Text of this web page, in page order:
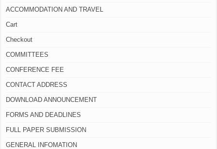
ACCOMMODATION AND TRAVEL
Cart
Checkout
COMMITTEES
CONFERENCE FEE
CONTACT ADDRESS
DOWNLOAD ANNOUNCEMENT
FORMS AND DEADLINES
FULL PAPER SUBMISSION
GENERAL INFOMATION